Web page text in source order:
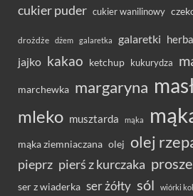
cukier puder cukier wanilinowy
drożdże dżem galaretka galaretki
jajko kakao ketchup kukurydza
marchewka margaryna
mleko musztarda mąka
mąka ziemniaczana olej olej
pieprz pierś z kurczaka
ser z wiaderka ser żółty sól wiórki